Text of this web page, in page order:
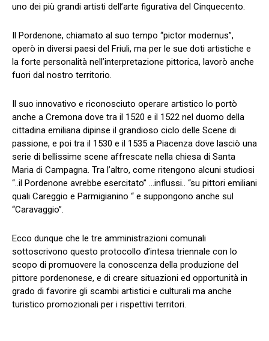
uno dei più grandi artisti dell’arte figurativa del Cinquecento.
Il Pordenone, chiamato al suo tempo “pictor modernus”,
operò in diversi paesi del Friuli, ma per le sue doti artistiche e
la forte personalità nell’interpretazione pittorica, lavorò anche
fuori dal nostro territorio.
Il suo innovativo e riconosciuto operare artistico lo portò
anche a Cremona dove tra il 1520 e il 1522 nel duomo della
cittadina emiliana dipinse il grandioso ciclo delle Scene di
passione, e poi tra il 1530 e il 1535 a Piacenza dove lasciò una
serie di bellissime scene affrescate nella chiesa di Santa
Maria di Campagna. Tra l’altro, come ritengono alcuni studiosi
“..il Pordenone avrebbe esercitato” …influssi.. “su pittori emiliani
quali Careggio e Parmigianino “ e suppongono anche sul
“Caravaggio”.
Ecco dunque che le tre amministrazioni comunali
sottoscrivono questo protocollo d’intesa triennale con lo
scopo di promuovere la conoscenza della produzione del
pittore pordenonese, e di creare situazioni ed opportunità in
grado di favorire gli scambi artistici e culturali ma anche
turistico promozionali per i rispettivi territori.